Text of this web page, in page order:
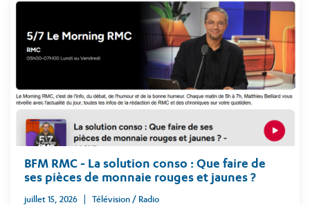
BFM RMC - La solution conso : Que faire de
ses pièces de monnaie rouges et jaunes ?
juillet 15, 2026 Télévision / Radio